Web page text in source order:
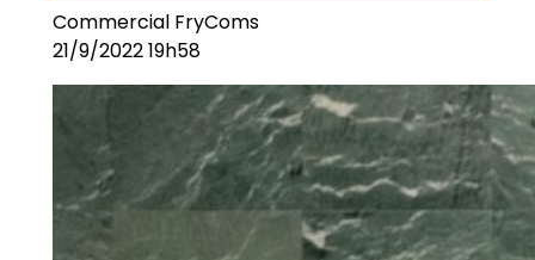
Commercial FryComs
21/9/2022 19h58